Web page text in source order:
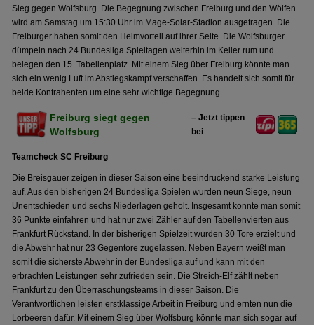
Sieg gegen Wolfsburg. Die Begegnung zwischen Freiburg und den Wölfen
wird am Samstag um 15:30 Uhr im Mage-Solar-Stadion ausgetragen. Die
Freiburger haben somit den Heimvorteil auf ihrer Seite. Die Wolfsburger
dümpeln nach 24 Bundesliga Spieltagen weiterhin im Keller rum und
belegen den 15. Tabellenplatz. Mit einem Sieg über Freiburg könnte man
sich ein wenig Luft im Abstiegskampf verschaffen. Es handelt sich somit für
beide Kontrahenten um eine sehr wichtige Begegnung.
Freiburg siegt gegen
Wolfsburg
– Jetzt tippen
bei
Teamcheck SC Freiburg
Die Breisgauer zeigen in dieser Saison eine beeindruckend starke Leistung
auf. Aus den bisherigen 24 Bundesliga Spielen wurden neun Siege, neun
Unentschieden und sechs Niederlagen geholt. Insgesamt konnte man somit
36 Punkte einfahren und hat nur zwei Zähler auf den Tabellenvierten aus
Frankfurt Rückstand. In der bisherigen Spielzeit wurden 30 Tore erzielt und
die Abwehr hat nur 23 Gegentore zugelassen. Neben Bayern weißt man
somit die sicherste Abwehr in der Bundesliga auf und kann mit den
erbrachten Leistungen sehr zufrieden sein. Die Streich-Elf zählt neben
Frankfurt zu den Überraschungsteams in dieser Saison. Die
Verantwortlichen leisten erstklassige Arbeit in Freiburg und ernten nun die
Lorbeeren dafür. Mit einem Sieg über Wolfsburg könnte man sich sogar auf